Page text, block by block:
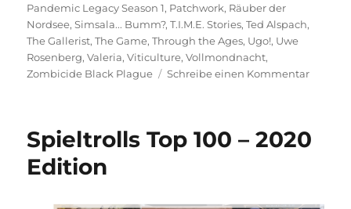
Pandemic Legacy Season 1, Patchwork, Räuber der
Nordsee,Simsala... Bumm?,T.I.M.E. Stories,Ted Alspach,
The Gallerist,The Game,Through the Ages, Ugo!, Uwe
Rosenberg,Valeria,Viticulture,Vollmondnacht,
Zombicide Black Plague
Schreibe einen Kommentarzu
Ein
Spieltrolls Top 100 – 2020
Edition